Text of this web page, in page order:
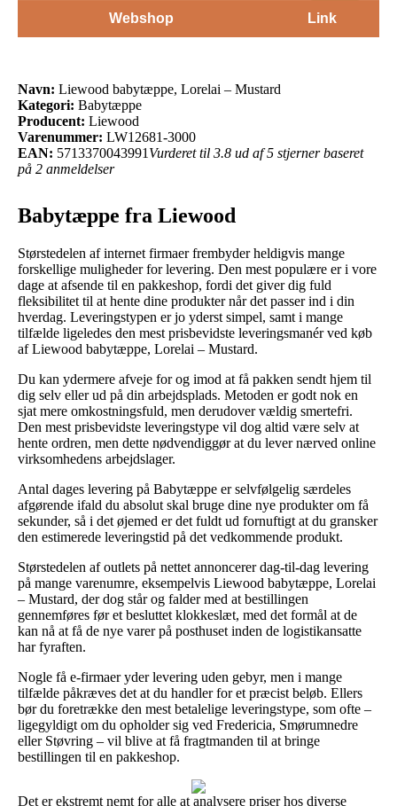
Webshop
Link
Navn: Liewood babytæppe, Lorelai – Mustard
Kategori: Babytæppe
Producent: Liewood
Varenummer: LW12681-3000
EAN: 5713370043991 Vurderet til 3.8 ud af 5 stjerner baseret
på 2 anmeldelser
Babytæppe fra Liewood
Størstedelen af internet firmaer frembyder heldigvis mange
forskellige muligheder for levering. Den mest populære er i vore
dage at afsende til en pakkeshop, fordi det giver dig fuld
fleksibilitet til at hente dine produkter når det passer ind i din
hverdag. Leveringstypen er jo yderst simpel, samt i mange
tilfælde ligeledes den mest prisbevidste leveringsmanér ved køb
af Liewood babytæppe, Lorelai – Mustard.
Du kan ydermere afveje for og imod at få pakken sendt hjem til
dig selv eller ud på din arbejdsplads. Metoden er godt nok en
sjat mere omkostningsfuld, men derudover vældig smertefri.
Den mest prisbevidste leveringstype vil dog altid være selv at
hente ordren, men dette nødvendiggør at du lever nærved online
virksomhedens arbejdslager.
Antal dages levering på Babytæppe er selvfølgelig særdeles
afgørende ifald du absolut skal bruge dine nye produkter om få
sekunder, så i det øjemed er det fuldt ud fornuftigt at du gransker
den estimerede leveringstid på det vedkommende produkt.
Størstedelen af outlets på nettet annoncerer dag-til-dag levering
på mange varenumre, eksempelvis Liewood babytæppe, Lorelai
– Mustard, der dog står og falder med at bestillingen
gennemføres før et besluttet klokkeslæt, med det formål at de
kan nå at få de nye varer på posthuset inden de logistikansatte
har fyraften.
Nogle få e-firmaer yder levering uden gebyr, men i mange
tilfælde påkræves det at du handler for et præcist beløb. Ellers
bør du foretrække den mest betalelige leveringstype, som ofte –
ligegyldigt om du opholder sig ved Fredericia, Smørumnedre
eller Støvring – vil blive at få fragtmanden til at bringe
bestillingen til en pakkeshop.
Det er ekstremt nemt for alle at analysere priser hos diverse